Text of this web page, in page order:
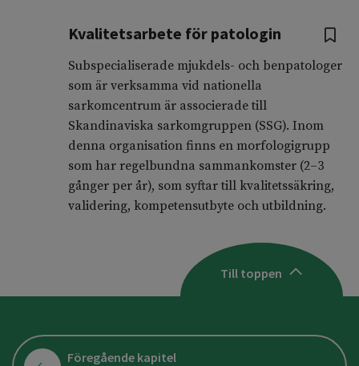
Kvalitetsarbete för patologin
Subspecialiserade mjukdels- och benpatologer
som är verksamma vid nationella
sarkomcentrum är associerade till
Skandinaviska sarkomgruppen (SSG). Inom
denna organisation finns en morfologigrupp
som har regelbundna sammankomster (2–3
gånger per år), som syftar till kvalitetssäkring,
validering, kompetensutbyte och utbildning.
Till toppen
Föregående kapitel